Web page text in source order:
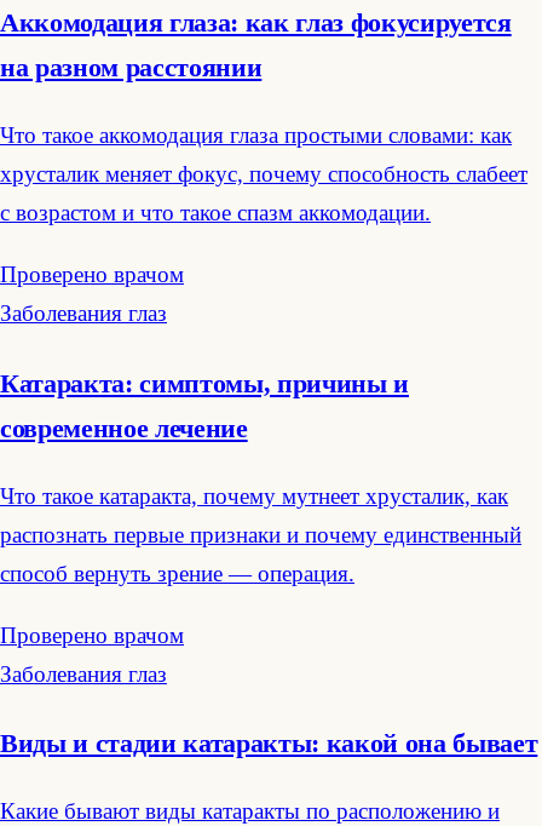
Аккомодация глаза: как глаз фокусируется
на разном расстоянии
Что такое аккомодация глаза простыми словами: как
хрусталик меняет фокус, почему способность слабеет
с возрастом и что такое спазм аккомодации.
Проверено врачом
Заболевания глаз
Катаракта: симптомы, причины и
современное лечение
Что такое катаракта, почему мутнеет хрусталик, как
распознать первые признаки и почему единственный
способ вернуть зрение — операция.
Проверено врачом
Заболевания глаз
Виды и стадии катаракты: какой она бывает
Какие бывают виды катаракты по расположению и